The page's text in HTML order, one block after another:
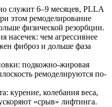
служит 6–9 месяцев, PLLA
этом ремоделирование
физической резорбции.
насечек: чем агрессивнее
фиброз и дольше фаза
подкожно-жировая
ремоделируются по-
курение, колебания веса,
«срыв» лифтинга.